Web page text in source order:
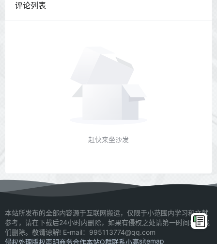
评论列表
赶快来坐沙发
本站所发布的全部内容源于互联网搬运，仅限于小范围内学习和文献
参考，请在下载后24小时内删除，如果有侵权之处请第一时间联系我
们删除。敬请谅解! E-mail：995113774@qq.com
侵权处理版权声明商务合作本站Q群联系小高sitemap